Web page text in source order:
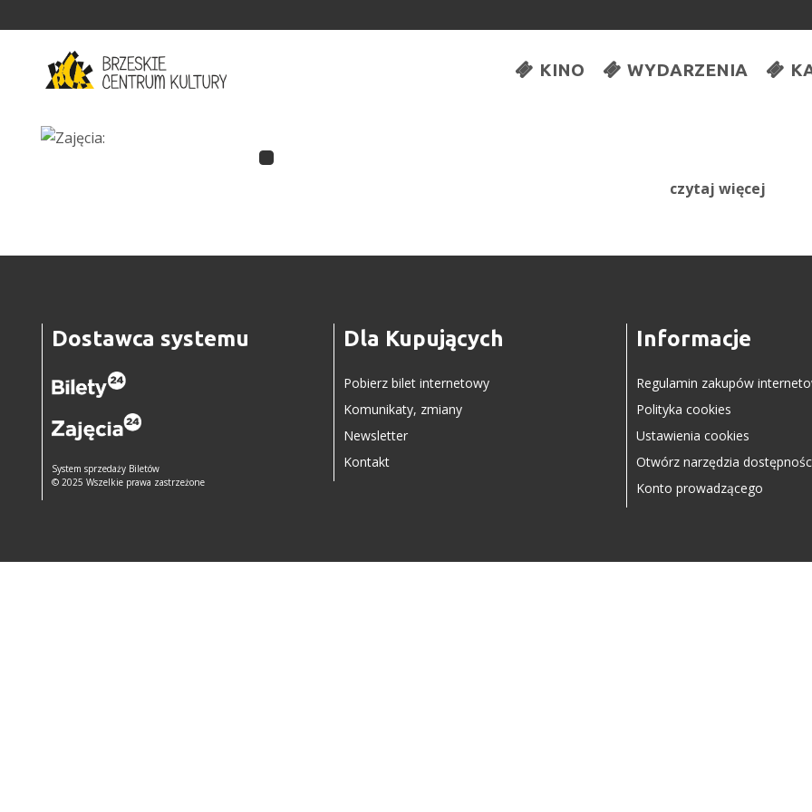
KINO WYDARZENIA
czytaj więcej
Dostawca systemu
System sprzedaży Biletów
© 2025 Wszelkie prawa zastrzeżone
Dla Kupujących
Pobierz bilet internetowy
Komunikaty, zmiany
Newsletter
Kontakt
Informacje
Regulamin zakupów
Polityka cookies
Ustawienia cookies
Otwórz narzędzia
Konto prowadzącego